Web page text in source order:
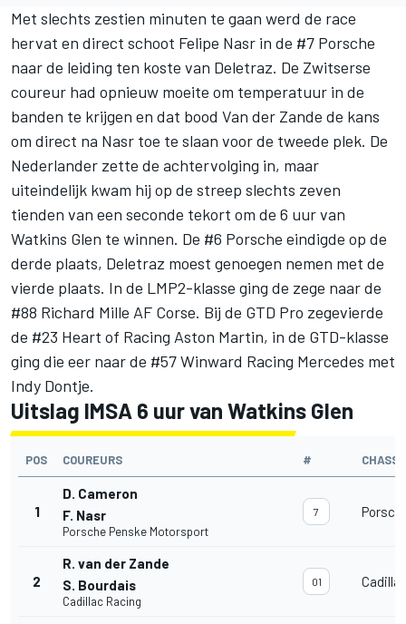
Met slechts zestien minuten te gaan werd de race
hervat en direct schoot Felipe Nasr in de #7 Porsche
naar de leiding ten koste van Deletraz. De Zwitserse
coureur had opnieuw moeite om temperatuur in de
banden te krijgen en dat bood Van der Zande de kans
om direct na Nasr toe te slaan voor de tweede plek. De
Nederlander zette de achtervolging in, maar
uiteindelijk kwam hij op de streep slechts zeven
tienden van een seconde tekort om de 6 uur van
Watkins Glen te winnen. De #6 Porsche eindigde op de
derde plaats, Deletraz moest genoegen nemen met de
vierde plaats. In de LMP2-klasse ging de zege naar de
#88 Richard Mille AF Corse. Bij de GTD Pro zegevierde
de #23 Heart of Racing Aston Martin, in de GTD-klasse
ging die eer naar de #57 Winward Racing Mercedes met
Indy Dontje.
Uitslag IMSA 6 uur van Watkins Glen
POS COUREURS #
1
D. Cameron
F. Nasr
Porsche Penske Motorsport
7
2
R. van der Zande
S. Bourdais
Cadillac Racing
01